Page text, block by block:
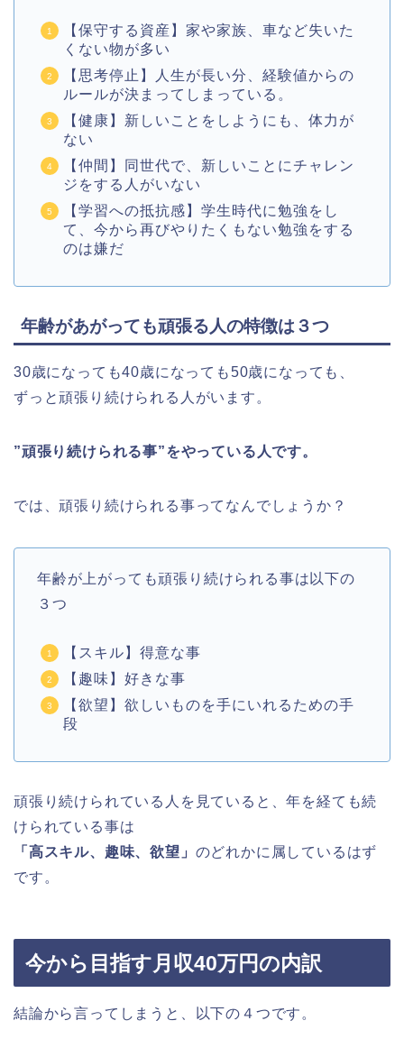
【保守する資産】家や家族、車など失いた
くない物が多い
【思考停止】人生が長い分、経験値からの
ルールが決まってしまっている。
【健康】新しいことをしようにも、体力が
ない
【仲間】同世代で、新しいことにチャレン
ジをする人がいない
【学習への抵抗感】学生時代に勉強をし
て、今から再びやりたくもない勉強をする
のは嫌だ
年齢があがっても頑張る人の特徴は３つ
30歳になっても40歳になっても50歳になっても、
ずっと頑張り続けられる人がいます。
”頑張り続けられる事”をやっている人です。
では、頑張り続けられる事ってなんでしょうか？
年齢が上がっても頑張り続けられる事は以下の
３つ
【スキル】得意な事
【趣味】好きな事
【欲望】欲しいものを手にいれるための手
段
頑張り続けられている人を見ていると、年を経ても続
けられている事は
「高スキル、趣味、欲望」 のどれかに属しているはず
です。
今から目指す月収40万円の内訳
結論から言ってしまうと、以下の４つです。